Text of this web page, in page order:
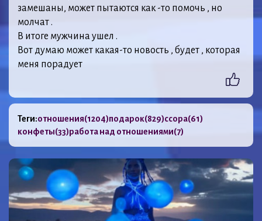
замешаны, может пытаются как -то помочь , но
молчат .
В итоге мужчина ушел .
Вот думаю может какая-то новость , будет , которая
меня порадует
Теги:отношения(1204)подарок(829)ссора(61)
конфеты(33)работа над отношениями(7)